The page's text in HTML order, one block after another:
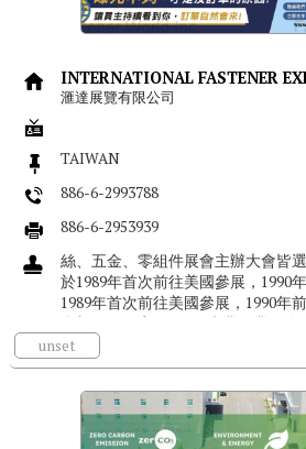
INTERNATIONAL FASTENER
滙達展覽有限公司
TAIWAN
886-6-2993788
886-6-2953939
絲、五金、零組件展會主辦大會皆
於1989年首次前往美國參展，1990
1989年首次前往美國參展，1990年
參加47個國家、124項專業工業、汽
unset